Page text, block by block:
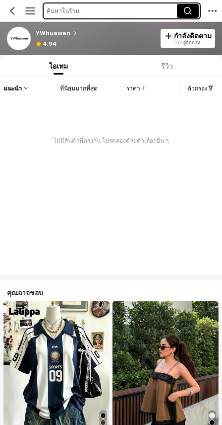
ค้นหาในร้าน
YWhuawen
4.94
กำลังติดตาม
177 ผู้ติดตาม
ไอเทม รีวิว
แนะนำ ที่นิยมมากที่สุด ราคา ตัวกรอง
ไม่มีสินค้าที่ตรงกัน โปรดลองด้วยตัวเลือกอื่น ๆ
คุณอาจชอบ